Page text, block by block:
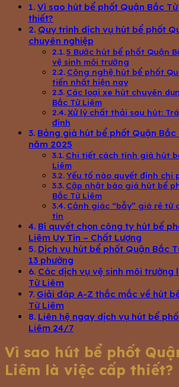
Vì sao hút bể phốt Quận Bắc
thiết?
Quy trình dịch vụ hút bể phốt
chuyên nghiệp
5 Bước hút bể phốt Quận
vệ sinh môi trường
Công nghệ hút bể phốt
tiến nhất hiện nay
Các loại xe hút chuyên
Bắc Từ Liêm
Xử lý chất thải sau hút:
định
Bảng giá hút bể phốt Quận
năm 2025
Chi tiết cách tính giá hút
Liêm
Yếu tố nào quyết định chi
Cập nhật báo giá hút bể
Bắc Từ Liêm
Cảnh giác “bẫy” giá rẻ từ
tín
Bí quyết chọn công ty hút bể
Liêm Uy Tín – Chất Lượng
Dịch vụ hút bể phốt Quận Bắc
13 phường
Các dịch vụ vệ sinh môi trường
Từ Liêm
Giải đáp A-Z thắc mắc về hút
Từ Liêm
Liên hệ ngay dịch vụ hút bể
Liêm 24/7
Vì sao hút bể phốt
Liêm là việc cấp thiết?